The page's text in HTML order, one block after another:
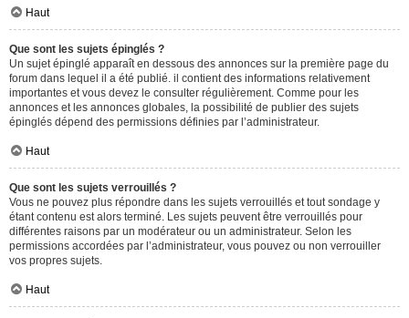
Haut
Que sont les sujets épinglés ?
Un sujet épinglé apparaît en dessous des annonces sur la première page du
forum dans lequel il a été publié. il contient des informations relativement
importantes et vous devez le consulter régulièrement. Comme pour les
annonces et les annonces globales, la possibilité de publier des sujets
épinglés dépend des permissions définies par l’administrateur.
Haut
Que sont les sujets verrouillés ?
Vous ne pouvez plus répondre dans les sujets verrouillés et tout sondage y
étant contenu est alors terminé. Les sujets peuvent être verrouillés pour
différentes raisons par un modérateur ou un administrateur. Selon les
permissions accordées par l’administrateur, vous pouvez ou non verrouiller
vos propres sujets.
Haut